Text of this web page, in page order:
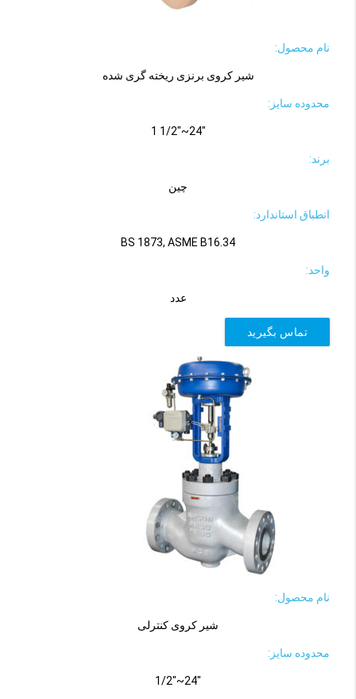
نام محصول:
شیر کروی برنزی ریخته گری شده
محدوده سایز:
"24~"1/2 1
برند:
چین
انطباق استاندارد:
BS 1873, ASME B16.34
واحد:
عدد
تماس بگیرید
نام محصول:
شیر کروی کنترلی
محدوده سایز:
"24~"1/2